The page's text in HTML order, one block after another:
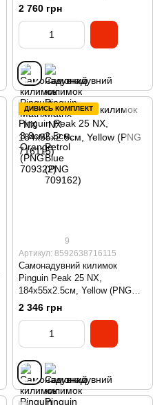
2 760 грн
ДИВИСЬ КОМПЛЕКТ
9
Артикул: 8592638716115
Самонадувний килимок
Pinguin Peak 25 NX,
184x55x2.5см, Yellow (PNG
716115)
2 346 грн